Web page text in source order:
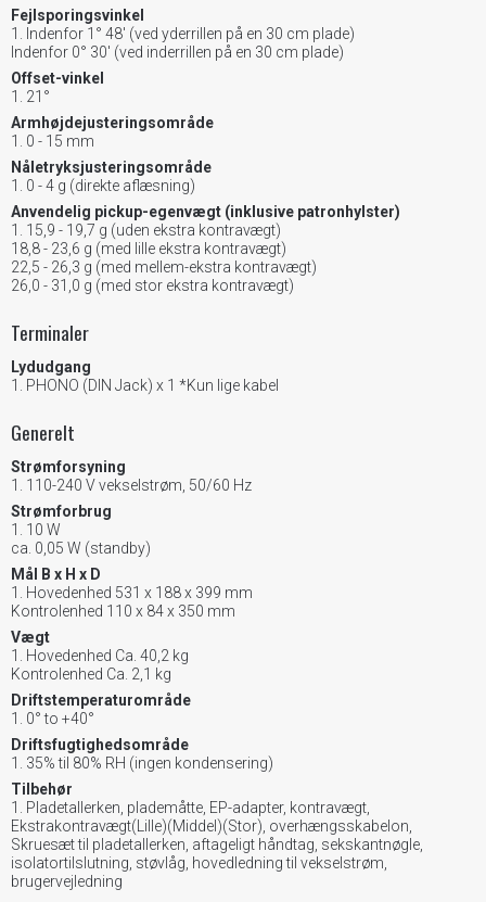
Fejlsporingsvinkel
Indenfor 1° 48' (ved yderrillen på en 30 cm plade)
Indenfor 0° 30' (ved inderrillen på en 30 cm plade)
Offset-vinkel
21°
Armhøjdejusteringsområde
0 - 15 mm
Nåletryksjusteringsområde
0 - 4 g (direkte aflæsning)
Anvendelig pickup-egenvægt (inklusive patronhylster)
15,9 - 19,7 g (uden ekstra kontravægt)
18,8 - 23,6 g (med lille ekstra kontravægt)
22,5 - 26,3 g (med mellem-ekstra kontravægt)
26,0 - 31,0 g (med stor ekstra kontravægt)
Terminaler
Lydudgang
PHONO (DIN Jack) x 1 *Kun lige kabel
Generelt
Strømforsyning
110-240 V vekselstrøm, 50/60 Hz
Strømforbrug
10 W
ca. 0,05 W (standby)
Mål B x H x D
Hovedenhed 531 x 188 x 399 mm
Kontrolenhed 110 x 84 x 350 mm
Vægt
Hovedenhed Ca. 40,2 kg
Kontrolenhed Ca. 2,1 kg
Driftstemperaturområde
0° to +40°
Driftsfugtighedsområde
35% til 80% RH (ingen kondensering)
Tilbehør
Pladetallerken, plademåtte, EP-adapter, kontravægt,
Ekstrakontravægt(Lille)(Middel)(Stor), overhængsskabelon,
Skruesæt til pladetallerken, aftageligt håndtag, sekskantnøgle,
isolatortilslutning, støvlåg, hovedledning til vekselstrøm,
brugervejledning